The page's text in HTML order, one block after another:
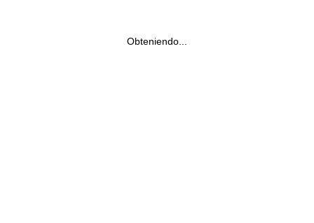
Obteniendo...